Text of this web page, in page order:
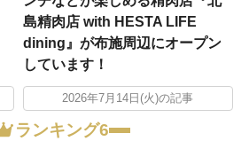
島精肉店 with HESTA LIFE
dining』が布施周辺にオープン
しています！
2026年7月14日(火)の記事
ランキング6